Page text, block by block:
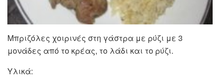
Μπριζόλες χοιρινές στη γάστρα με ρύζι με 3
μονάδες από το κρέας, το λάδι και το ρύζι.
Υλικά: